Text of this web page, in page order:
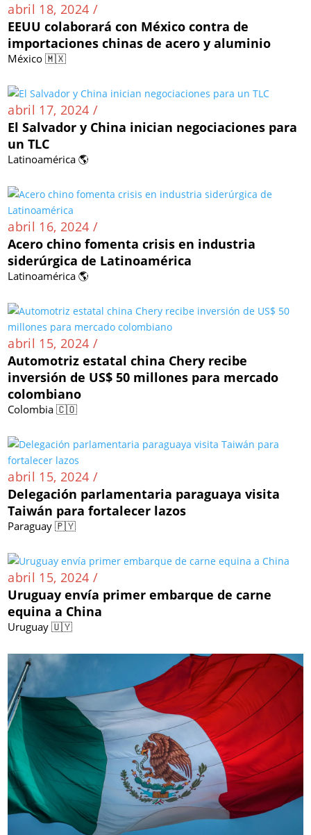
abril 18, 2024 /
EEUU colaborará con México contra de
importaciones chinas de acero y aluminio
México 🇲🇽
abril 17, 2024 /
El Salvador y China inician negociaciones para
un TLC
Latinoamérica 🌎
abril 16, 2024 /
Acero chino fomenta crisis en industria
siderúrgica de Latinoamérica
Latinoamérica 🌎
abril 15, 2024 /
Automotriz estatal china Chery recibe
inversión de US$ 50 millones para mercado
colombiano
Colombia 🇨🇴
abril 15, 2024 /
Delegación parlamentaria paraguaya visita
Taiwán para fortalecer lazos
Paraguay 🇵🇾
abril 15, 2024 /
Uruguay envía primer embarque de carne
equina a China
Uruguay 🇺🇾